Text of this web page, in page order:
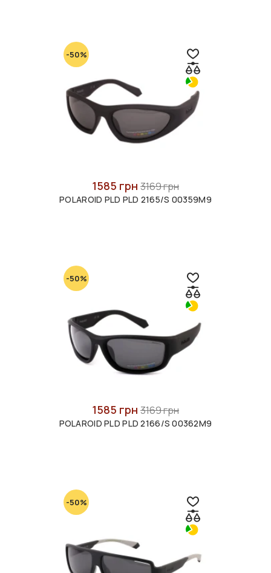
-50%
1585 грн 3169 грн
POLAROID PLD PLD 2165/S 00359M9
-50%
1585 грн 3169 грн
POLAROID PLD PLD 2166/S 00362M9
-50%